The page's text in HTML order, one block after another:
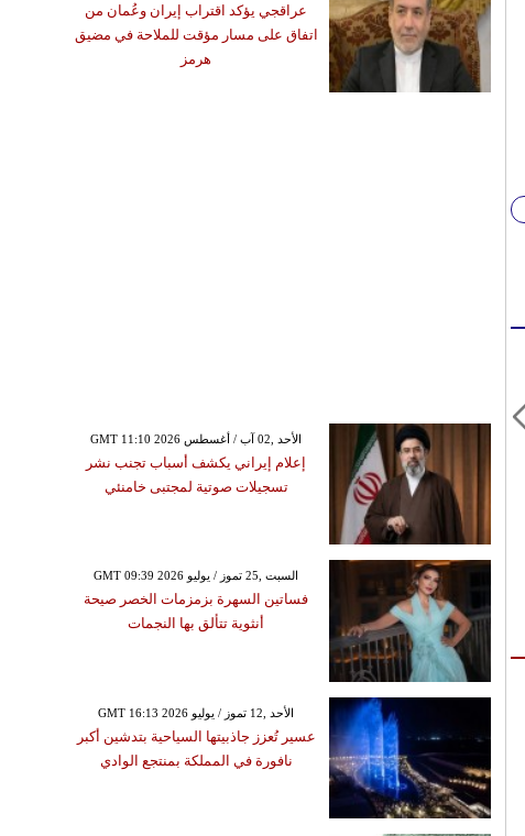
عراقجي يؤكد اقتراب إيران وعُمان من
اتفاق على مسار مؤقت للملاحة في مضيق
هرمز
GMT 11:10 2026 الأحد ,02 آب / أغسطس
إعلام إيراني يكشف أسباب تجنب نشر
تسجيلات صوتية لمجتبى خامنئي
GMT 09:39 2026 السبت ,25 تموز / يوليو
فساتين السهرة بزمزمات الخصر صيحة
أنثوية تتألق بها النجمات
GMT 16:13 2026 الأحد ,12 تموز / يوليو
عسير تُعزز جاذبيتها السياحية بتدشين أكبر
نافورة في المملكة بمنتجع الوادي